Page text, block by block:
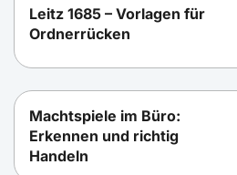
Leitz 1685 – Vorlagen für
Ordnerrücken
Machtspiele im Büro:
Erkennen und richtig
Handeln